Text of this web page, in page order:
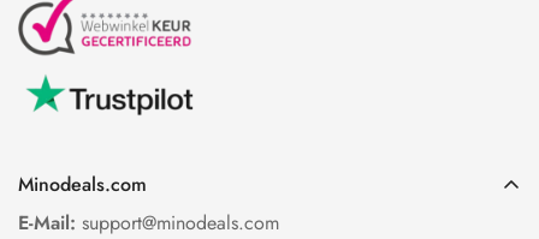
Minodeals.com
E-Mail: support@minodeals.com